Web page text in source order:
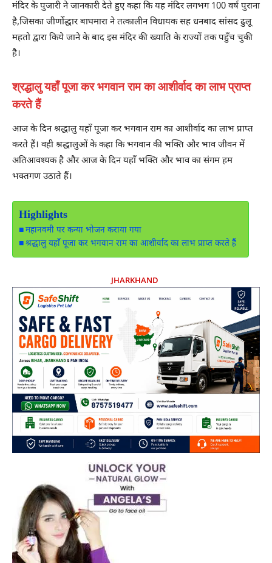
मंदिर के पुजारी ने जानकारी देते हुए कहा कि यह मंदिर लगभग 100 वर्ष पुराना
है,जिसका जीर्णोद्धार बाघमारा ने तत्कालीन विधायक सह धनबाद सांसद ढुलू
महतो द्वारा किये जाने के बाद इस मंदिर की ख्याति के राज्यों तक पहुँच चुकी
है।
श्रद्धालु यहाँ पूजा कर भगवान राम का आशीर्वाद का लाभ प्राप्त
करते हैं
आज के दिन श्रद्धालु यहाँ पूजा कर भगवान राम का आशीर्वाद का लाभ प्राप्त
करते हैं। वही श्रद्धालुओं के कहा कि भगवान की भक्ति और भाव जीवन में
अतिआवश्यक है और आज के दिन यहाँ भक्ति और भाव का संगम हम
भक्तगण उठाते हैं।
Highlights
महानवमी पर कन्या भोजन कराया गया
श्रद्धालु यहाँ पूजा कर भगवान राम का आशीर्वाद का लाभ प्राप्त करते हैं
JHARKHAND